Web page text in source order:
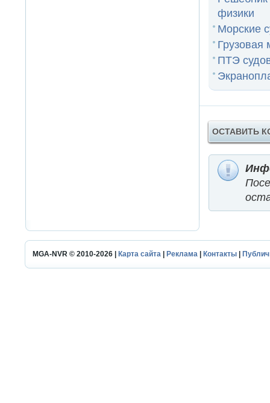
физики
Морские
Грузовая
ПТЭ
ОСТАВИТЬ
MGA-NVR © 2010-2026 |Карта сайта |Реклама |Контакты |